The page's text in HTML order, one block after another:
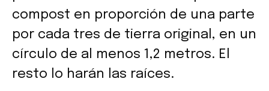
compost en proporción de una parte
por cada tres de tierra original, en un
círculo de al menos 1,2 metros. El
resto lo harán las raíces.